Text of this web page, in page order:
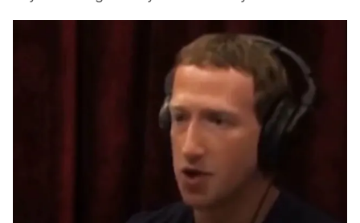
6698 sayılı Kişisel Verilerin Korunması Kanunu uyarınca
hazırlanmış Aydınlatma Metnimizi okumak ve sitemizde
ilgili mevzuata uygun olarak kullanılan çerezlerle ilgili bilgi
tıklayınız